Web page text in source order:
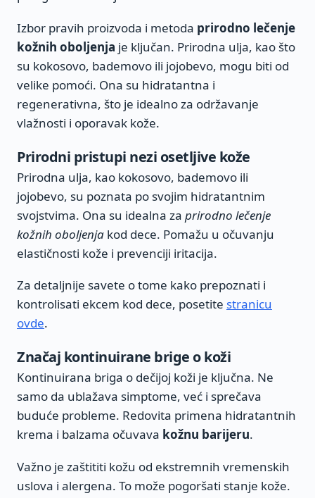
Izbor pravih proizvoda i metoda prirodno lečenje
kožnih oboljenja je ključan. Prirodna ulja, kao što
su kokosovo, bademovo ili jojobevo, mogu biti od
velike pomoći. Ona su hidratantna i
regenerativna, što je idealno za održavanje
vlažnosti i oporavak kože.
Prirodni pristupi nezi osetljive kože
Prirodna ulja, kao kokosovo, bademovo ili
jojobevo, su poznata po svojim hidratantnim
svojstvima. Ona su idealna za prirodno lečenje
kožnih oboljenja kod dece. Pomažu u očuvanju
elastičnosti kože i prevenciji iritacija.
Za detaljnije savete o tome kako prepoznati i
kontrolisati ekcem kod dece, posetite stranicu
ovde.
Značaj kontinuirane brige o koži
Kontinuirana briga o dečijoj koži je ključna. Ne
samo da ublažava simptome, već i sprečava
buduće probleme. Redovita primena hidratantnih
krema i balzama očuvava kožnu barijeru.
Važno je zaštititi kožu od ekstremnih vremenskih
uslova i alergena. To može pogoršati stanje kože.